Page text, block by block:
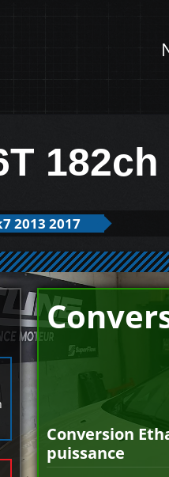
182ch
2013 2017
Conversion
puissance